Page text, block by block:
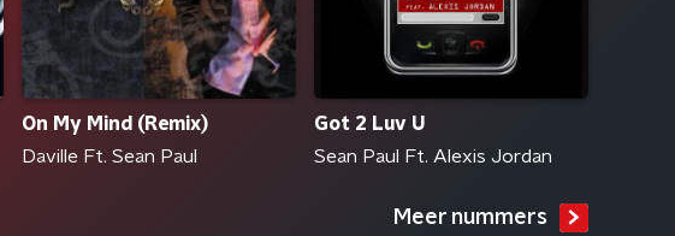
On My Mind (Remix)
Daville Ft. Sean Paul
Got 2 Luv U
Sean Paul Ft. Alexis Jordan
Meer nummers